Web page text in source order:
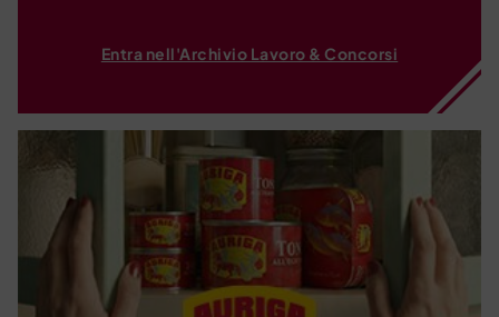
Entra nell'Archivio Lavoro & Concorsi